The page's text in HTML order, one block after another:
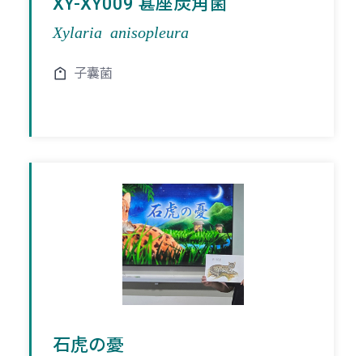
Xylaria anisopleura
子囊菌
石虎の憂